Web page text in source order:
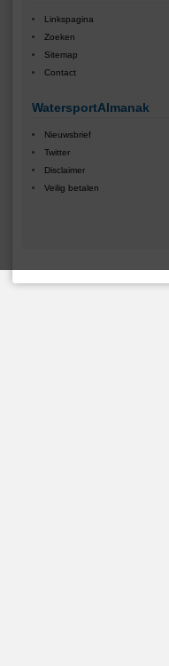
Linkspagina
Zoeken
Sitemap
Contact
WatersportAlmanak
Nieuwsbrief
Twitter
Disclaimer
Veilig betalen